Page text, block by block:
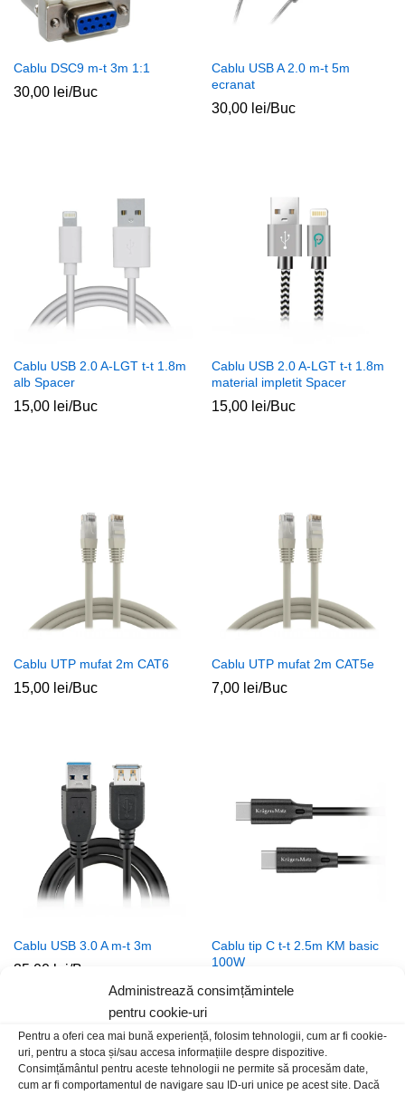
Administrează consimțămintele
pentru cookie-uri
Pentru a oferi cea mai bună experiență, folosim tehnologii, cum ar fi cookie-
uri, pentru a stoca și/sau accesa informațiile despre dispozitive.
Consimțământul pentru aceste tehnologii ne permite să procesăm date,
cum ar fi comportamentul de navigare sau ID-uri unice pe acest site. Dacă
Cablu DSC9 m-t 3m 1:1
30,00 lei/Buc
Cablu USB A 2.0 m-t 5m
ecranat
30,00 lei/Buc
Cablu USB 2.0 A-LGT t-t 1.8m
alb Spacer
15,00 lei/Buc
Cablu USB 2.0 A-LGT t-t 1.8m
material impletit Spacer
15,00 lei/Buc
Cablu UTP mufat 2m CAT6
15,00 lei/Buc
Cablu UTP mufat 2m CAT5e
7,00 lei/Buc
Cablu USB 3.0 A m-t 3m
35,00 lei/Buc
Cablu tip C t-t 2.5m KM basic
100W
40,00lei/Buc